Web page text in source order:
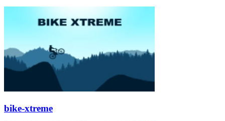
bike-xtreme